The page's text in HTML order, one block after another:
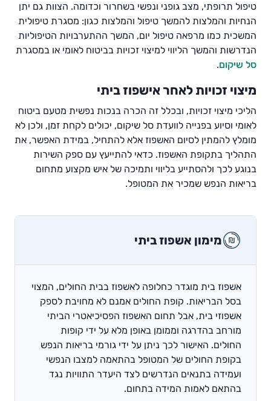
טיפול תרופתי, מצב גופני ונפשי בשחרור וכדומה. הצוות גם יתן
הנחיות והמלצות להמשך טיפול והמלצות כגון: מסגרת טיפולית
המשכית כמו מרפאה טיפול יום, המשך ההתערבויות הטיפוליות
הנדרשות והמשך הליווי למיצוי זכויות בביטוח לאומי או במסגרת
סל שיקום.
מיצוי זכויות לאחר אישפוז ביתי
הליכי מיצוי זכויות, ובכלל זה הכרה בנכות נפשית מטעם ביטוח
לאומי וסיוע בפנייה לוועדת סל שיקום, יכולים לקחת זמן, ולכן לא
מומלץ להמתין לסיום האשפוז אלא להתחיל, במידת האפשר, את
התהליך בתקופת האשפוז. כדאי להתייעץ עם ספק השירות
בנוגע לכך ולהסתייע בליווי ותמיכה של איש מקצוע מתחום
בריאות הנפש שמכיר את המטופל.
מימון אשפוז ביתי
אשפוז בית מוגדר כחלופה לאשפוז בבית החולים, המצוי
בסל הבריאות. קופת החולים אמנם לא מחויבת לספק
אשפוזי בית, אבל תחום האשפוז הפסיכיאטרי הביתי
מורחב בהדרגה וממומן באופן מלא על ידי קופות
החולים. האישור לכך ניתן על ידי גורמי בריאות הנפש
בקופת החולים של המטופל בהתאמה למצבו הנפשי
ועמידה בתנאים הנדרשים לצד היעדר התוויות נגד
בהתאם לאמות המידה בתחום.